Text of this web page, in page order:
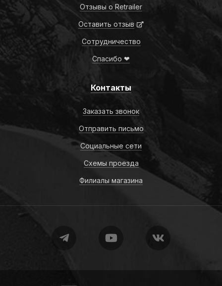
Отзывы о Retrailer
Оставить отзыв
Сотрудничество
Спасибо ❤
Контакты
Заказать звонок
Отправить письмо
Социальные сети
Схемы проезда
Филиалы магазина